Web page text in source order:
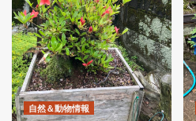
自然＆動物情報